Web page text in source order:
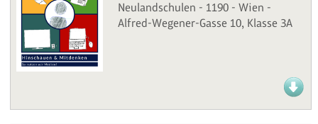
Neulandschulen - 1190 - Wien -
Alfred-Wegener-Gasse 10, Klasse 3A